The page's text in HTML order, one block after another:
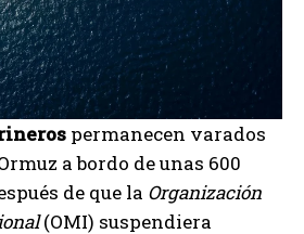
permanecen varados
a bordo de unas 600
de que la Organización
(OMI) suspendiera